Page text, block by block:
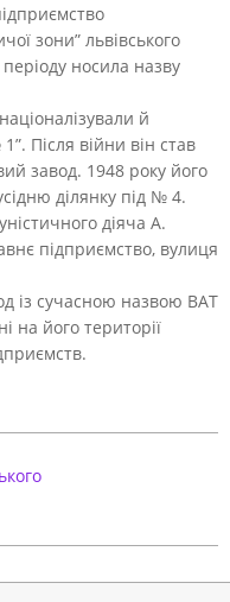
зони” львівського
носила назву
й
Після війни він став
завод. 1948 року його
ділянку під № 4.
діяча А.
підприємство, вулиця
із сучасною назвою ВАТ
на його території